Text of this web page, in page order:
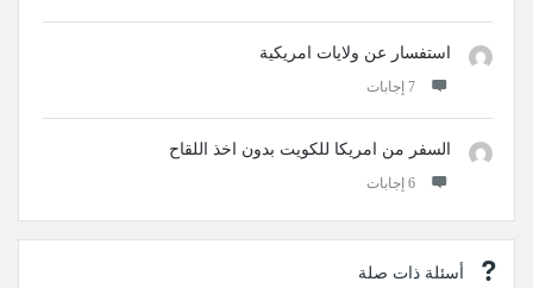
استفسار عن ولايات امريكية
‫7 إجابات
السفر من امريكا للكويت بدون اخذ اللقاح
‫6 إجابات
أسئلة ذات صلة